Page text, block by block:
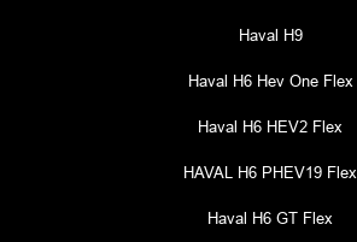
Haval H9
Haval H6 Hev One Flex
Haval H6 HEV2 Flex
HAVAL H6 PHEV19 Flex
Haval H6 GT Flex